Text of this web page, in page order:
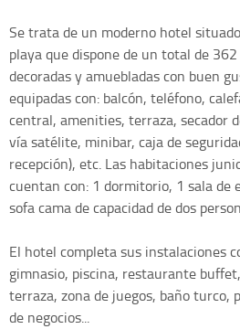
Se trata de un moderno hotel
playa que dispone de un total de
decoradas y amuebladas con buen
equipadas con: balcón, teléfono,
central, amenities, terraza, secador
vía satélite, minibar, caja de
recepción), etc. Las habitaciones
cuentan con: 1 dormitorio, 1 sala de
sofa cama de capacidad de dos
El hotel completa sus instalaciones
gimnasio, piscina, restaurante
terraza, zona de juegos, baño turco,
de negocios...